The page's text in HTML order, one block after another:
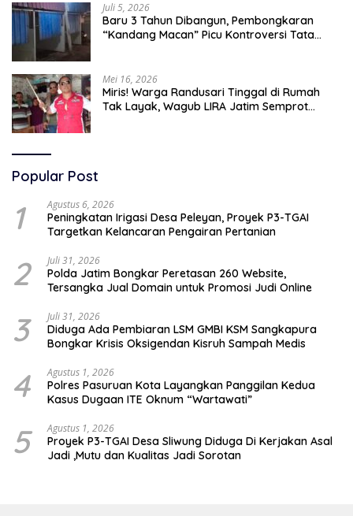
Juli 5, 2026
Baru 3 Tahun Dibangun, Pembongkaran
“Kandang Macan” Picu Kontroversi Tata
Mei 16, 2026
Miris! Warga Randusari Tinggal di Rumah
Tak Layak, Wagub LIRA Jatim Semprot
Popular Post
1 Agustus 6, 2026
Peningkatan Irigasi Desa Peleyan, Proyek P3-TGAI
Targetkan Kelancaran Pengairan Pertanian
2 Juli 31, 2026
Polda Jatim Bongkar Peretasan 260 Website,
Tersangka Jual Domain untuk Promosi Judi Online
3 Juli 31, 2026
Diduga Ada Pembiaran LSM GMBI KSM Sangkapura
Bongkar Krisis Oksigendan Kisruh Sampah Medis
4 Agustus 1, 2026
Polres Pasuruan Kota Layangkan Panggilan Kedua
Kasus Dugaan ITE Oknum “Wartawati”
5 Agustus 1, 2026
Proyek P3-TGAI Desa Sliwung Diduga Di Kerjakan Asal
Jadi ,Mutu dan Kualitas Jadi Sorotan